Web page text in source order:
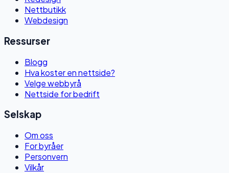
Nettbutikk
Webdesign
Ressurser
Blogg
Hva koster en nettside?
Velge webbyrå
Nettside for bedrift
Selskap
Om oss
For byråer
Personvern
Vilkår